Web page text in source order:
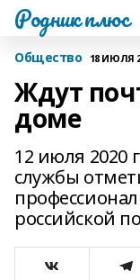
Родник плюс
Общество 18 ИЮЛЯ
Ждут
доме
12 июля 2020
службы
российской